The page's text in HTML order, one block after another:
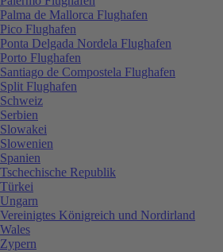
Palma de Mallorca Flughafen
Pico Flughafen
Ponta Delgada Nordela Flughafen
Porto Flughafen
Santiago de Compostela Flughafen
Split Flughafen
Schweiz
Serbien
Slowakei
Slowenien
Spanien
Tschechische Republik
Türkei
Ungarn
Vereinigtes Königreich und Nordirland
Wales
Zypern